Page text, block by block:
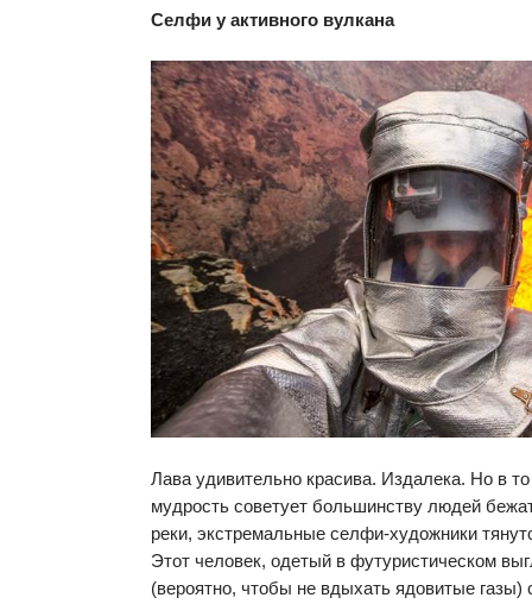
Селфи у активного вулкана
Лава удивительно красива. Издалека. Но в
мудрость советует большинству людей
реки, экстремальные селфи-художники
Этот человек, одетый в футуристическом
(вероятно, чтобы не вдыхать ядовитые газы)